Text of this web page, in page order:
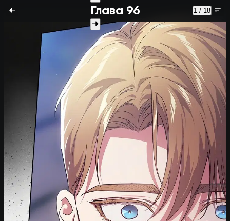
Глава 96 1 / 18